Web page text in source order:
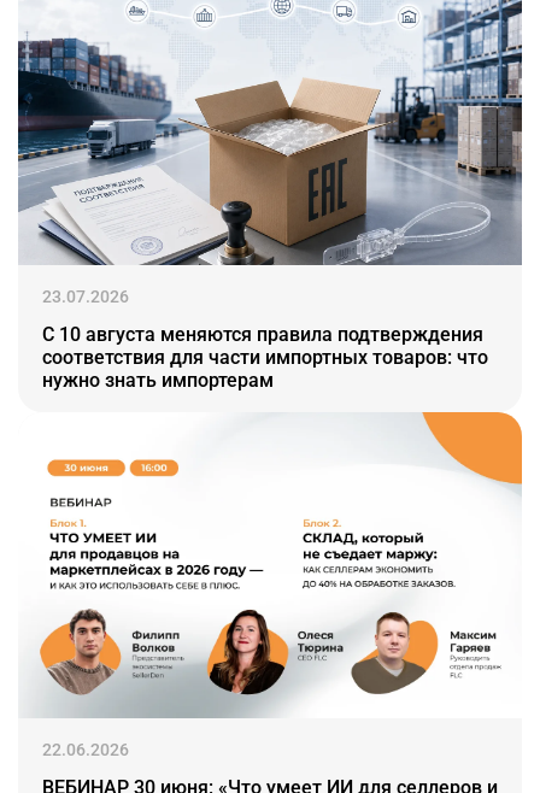
23.07.2026
С 10 августа меняются правила подтверждения
соответствия для части импортных товаров: что
нужно знать импортерам
22.06.2026
ВЕБИНАР 30 июня: «Что умеет ИИ для селлеров и